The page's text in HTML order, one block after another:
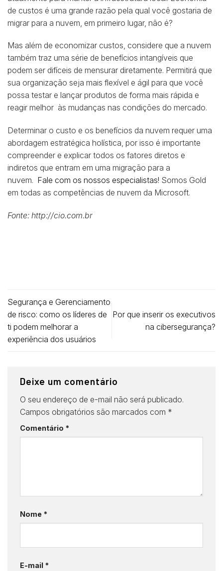
de custos é uma grande razão pela qual você gostaria de
migrar para a nuvem, em primeiro lugar, não é?
Mas além de economizar custos, considere que a nuvem
também traz uma série de benefícios intangíveis que
podem ser difíceis de mensurar diretamente. Permitirá que
sua organização seja mais flexível e ágil para que você
possa testar e lançar produtos de forma mais rápida e
reagir melhor às mudanças nas condições do mercado.
Determinar o custo e os benefícios da nuvem requer uma
abordagem estratégica holística, por isso é importante
compreender e explicar todos os fatores diretos e
indiretos que entram em uma migração para a
nuvem. Fale com os nossos especialistas! Somos Gold
em todas as competências de nuvem da Microsoft.
Fonte: http://cio.com.br
Segurança e Gerenciamento
de risco: como os líderes de
ti podem melhorar a
experiência dos usuários
Por que inserir os executivos
na cibersegurança?
Deixe um comentário
O seu endereço de e-mail não será publicado.
Campos obrigatórios são marcados com *
Comentário *
Nome *
E-mail *